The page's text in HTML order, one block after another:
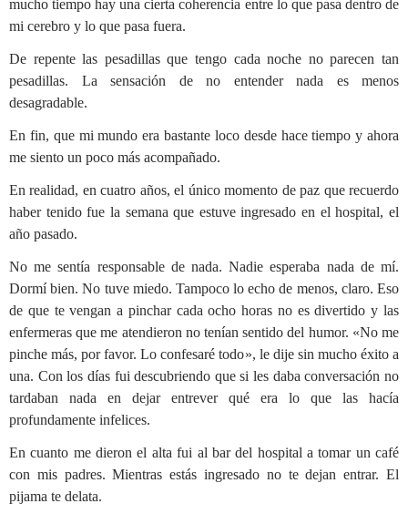
mucho tiempo hay una cierta coherencia entre lo que pasa dentro de
mi cerebro y lo que pasa fuera.
De repente las pesadillas que tengo cada noche no parecen tan
pesadillas. La sensación de no entender nada es menos
desagradable.
En fin, que mi mundo era bastante loco desde hace tiempo y ahora
me siento un poco más acompañado.
En realidad, en cuatro años, el único momento de paz que recuerdo
haber tenido fue la semana que estuve ingresado en el hospital, el
año pasado.
No me sentía responsable de nada. Nadie esperaba nada de mí.
Dormí bien. No tuve miedo. Tampoco lo echo de menos, claro. Eso
de que te vengan a pinchar cada ocho horas no es divertido y las
enfermeras que me atendieron no tenían sentido del humor. «No me
pinche más, por favor. Lo confesaré todo», le dije sin mucho éxito a
una. Con los días fui descubriendo que si les daba conversación no
tardaban nada en dejar entrever qué era lo que las hacía
profundamente infelices.
En cuanto me dieron el alta fui al bar del hospital a tomar un café
con mis padres. Mientras estás ingresado no te dejan entrar. El
pijama te delata.